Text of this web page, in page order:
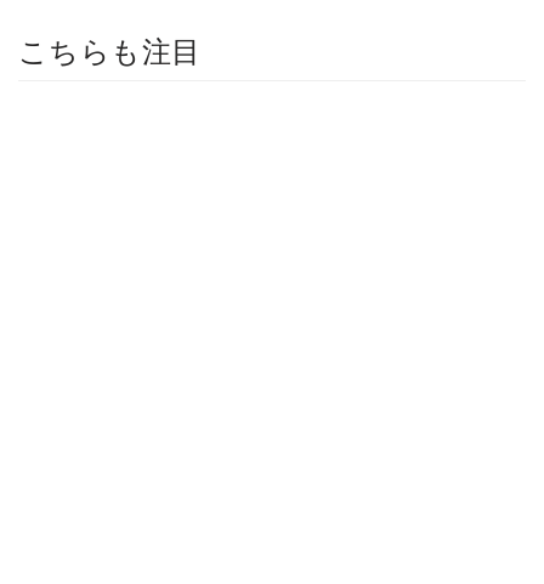
こちらも注目